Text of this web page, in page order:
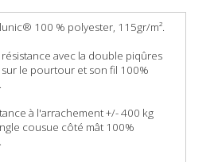
100 % polyester, 115gr/m².
avec la double piqûres
le pourtour et son fil 100%
à l'arrachement +/- 400 kg
cousue côté mât 100%